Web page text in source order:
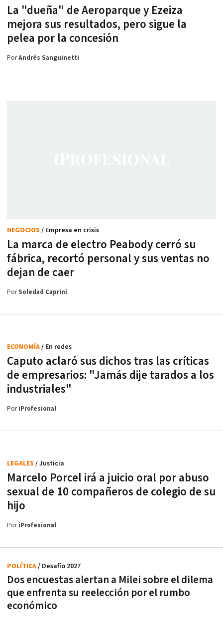
La "dueña" de Aeroparque y Ezeiza
mejora sus resultados, pero sigue la
pelea por la concesión
PorAndrés Sanguinetti
La marca de electro Peabody cerró su
fábrica, recortó personal y sus ventas no
dejan de caer
NEGOCIOS / Empresa en crisis
PorSoledad Caprini
Caputo aclaró sus dichos tras las críticas
de empresarios: "Jamás dije tarados a los
industriales"
ECONOMÍA/ En redes
PoriProfesional
Marcelo Porcel irá a juicio oral por abuso
sexual de 10 compañeros de colegio de su
hijo
LEGALES / Justicia
PoriProfesional
Dos encuestas alertan a Milei sobre el dilema
que enfrenta su reelección por el rumbo
económico
POLÍTICA/ Desafío 2027